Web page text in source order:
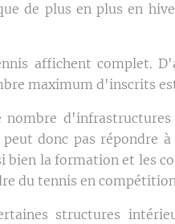
de plus en plus en
affichent complet.
maximum d'inscrits
donc pas répondre à
bien la formation et les
du tennis en
structures